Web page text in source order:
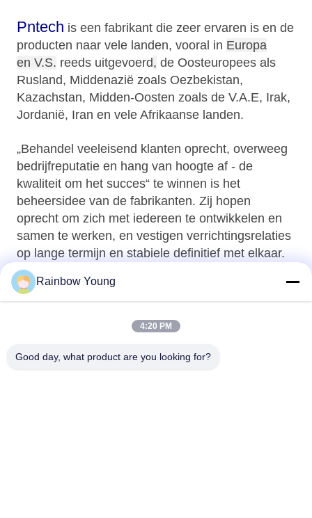
Pntech is een fabrikant die zeer ervaren is en de
producten naar vele landen, vooral in Europa
en V.S. reeds uitgevoerd, de Oosteuropees als
Rusland, Middenazië zoals Oezbekistan,
Kazachstan, Midden-Oosten zoals de V.A.E, Irak,
Jordanië, Iran en vele Afrikaanse landen.
„Behandel veeleisend klanten oprecht, overweeg
bedrijfreputatie en hang van hoogte af - de
kwaliteit om het succes“ te winnen is het
beheersidee van de fabrikanten. Zij hopen
oprecht om zich met iedereen te ontwikkelen en
samen te werken, en vestigen verrichtingsrelaties
op lange termijn en stabiele definitief met elkaar.
Stem in oprecht met de aanwezigheid van de
oude en nieuwe klanten.
Rainbow Young
4:20 PM
Good day, what product are you looking for?